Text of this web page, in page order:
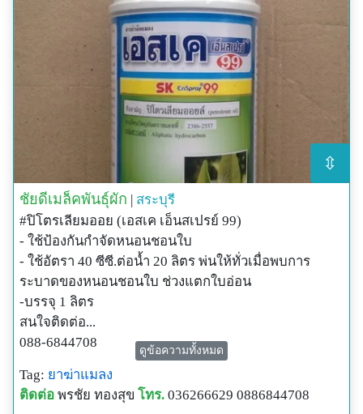
⇳
ชัยดีเมล็คพันธุ์ผัก | สระบุรี
#ปิโตรเลียมออย (เอสเค เอ็นสเปรย์ 99)
- ใช้ป้องกันกำจัดหนอนชอนใบ
- ใช้อัตรา 40 ซีซี.ต่อน้ำ 20 ลิตร พ่นให้ทั่วเมื่อพบการ
ระบาดของหนอนชอนใบ ช่วงแตกใบอ่อน
-บรรจุ 1 ลิตร
สนใจติดต่อ...
088-6844708
Id line...Chaidee2730
ดูข้อความทั้งหมด
Tag: ยาฆ่าแมลง
ติดต่อ พรชัย ทองสุข โทร. 036266629 0886844708